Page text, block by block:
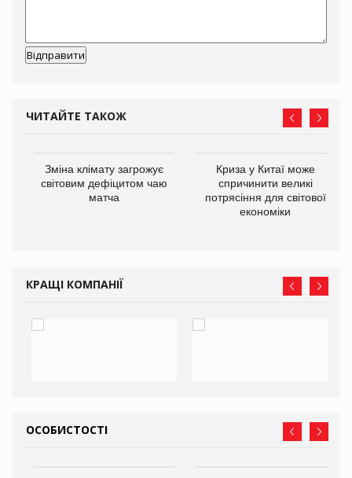
ЧИТАЙТЕ ТАКОЖ
Зміна клімату загрожує
світовим дефіцитом чаю
матча
Криза у Китаї може
спричинити великі
потрясіння для світової
економіки
КРАЩІ КОМПАНІЇ
ОСОБИСТОСТІ